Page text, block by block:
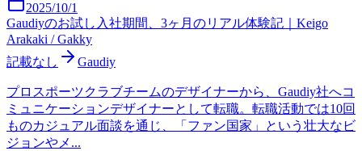
2025/10/1
Gaudiyのお試し入社期間、3ヶ月のリアル体験記｜Keigo
Arakaki / Gakky
記載なし
Gaudiy
プロスポーツクラブチームのデザイナーから、Gaudiy社へコ
ミュニケーションデザイナーとして転職。転職活動では10回
ものカジュアル面談を通じ、「ファン国家」という壮大なビ
ジョンやメ...